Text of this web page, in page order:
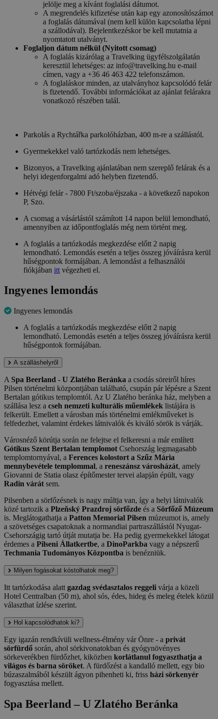
jelölje meg a kívánt foglalási dátumot.
A megrendelés kifizetése után kap egy azonosítószámot
a foglalás dátumával (nem kell külön kapcsolatba lépni
a szállodával). Bejelentkezéskor be kell mutatnia a
nyomtatott utalványt.
Foglaljon dátum nélkül (Nyitott csomag)
A foglalás kizárólag a Travelking ügyfélszolgálatán
keresztül lehetséges: az info@travelking.hu e-mail
címen, vagy a +36 46 463 422 telefonszámon.
A foglaláskor minden, az utalványhoz kapcsolódó felár
is fizetendő. További információkat az ajánlat felárakra
vonatkozó részében talál.
Parkolás a Rychtářka parkolóházban, 400 m-re a szállástól.
Gyermekekkel való tartózkodás nem lehetséges.
Bizonyos, a Travelking ajánlatában nem szereplő felárak és a
helyi idegenforgalmi adó helyben fizetendő.
Hétvégi felár - 7800 Ft/szoba/éjszaka - a következő napokon
P, Szo.
A csomag a vásárlástól számított 14 napon belül lemondható,
amennyiben az időpontfoglalás még nem történt meg.
A foglalás a tartózkodás megkezdése előtt 2 napig
lemondható. Lemondás esetén a teljes összeg jóváírásra kerül
hűségpontok formájában. A lemondást a felhasználói
fiókjában itt végezheti el.
Ingyenes lemondás
Ingyenes lemondás
A foglalás a tartózkodás megkezdése előtt 2 napig
lemondható. Lemondás esetén a teljes összeg jóváírásra kerül
hűségpontok formájában.
A szálláshelyről
A Spa Beerland - U Zlatého Beránka a csodás söreiről híres
Pilsen történelmi központjában található, csupán pár lépésre a Szent
Bertalan gótikus templomtól. Az U Zlatého beránka ház, melyben a
szállása lesz a cseh nemzeti kulturális műemlékek listájára is
felkerült. Emellett a városban más történelmi emlékműveket is
felfedezhet, valamint érdekes látnivalók és kiváló sörök is várják.
Városnéző körútja során ne felejtse el felkeresni a már említett
Gótikus Szent Bertalan templomot Csehország legmagasabb
templomtornyával, a Ferences kolostort a Szűz Mária
mennybevétele templommal, a reneszánsz városházát, amely
Giovanni de Statia olasz építőmester tervei alapján épült, vagy
Radin várát sem.
Pilsenben a sörfőzésnek is nagy múltja van, így a helyi látnivalók
közé tartozik a Plzeňský Prazdroj sörfőzde és a Sörfőző Múzeum
is. Meglátogathatja a Patton Memorial Pilsen múzeumot is, amely
a szövetséges csapatoknak a normandiai partraszállástól Nyugat-
Csehországig tartó útját mutatja be. Ha pedig gyermekekkel látogat
érdemes a Pilseni Állatkertbe, a DinoParkba vagy a népszerű
Techmania Tudományos Központba is benézniük.
Milyen fogásokat kóstolhatok meg?
Itt tartózkodása alatt gazdag svédasztalos reggeli várja a közeli
Hotel Centralban (50 m), ahol sós, édes, hideg és meleg ételek közül
választhat ízlése szerint.
Hol kapcsolódhatok ki?
Egy igazán rendkívüli wellness-élmény vár Önre - a privát
sörfürdő során, ahol sörkivonatokban és gyógynövényes
sörkeverékben fürdőzhet, kiközben korlátlanul fogyaszthatja a
világos és barna söröket. A fürdőzést a kandalló mellett, egy bio
búzaszalmából készült ágyon pihenheti ki, friss házi sörkenyér
fogyasztása mellett.
Spa Beerland – U Zlatého Beránka